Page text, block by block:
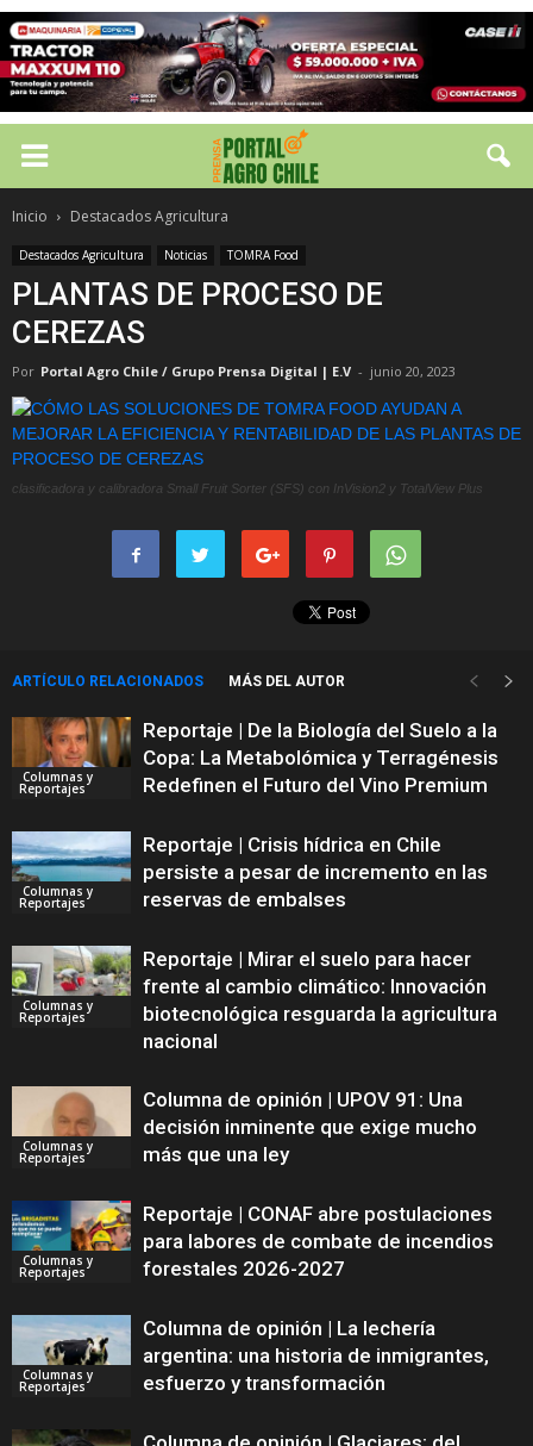
Inicio Destacados Agricultura
Destacados Agricultura Noticias TOMRA Food
PLANTAS DE PROCESO DE
CEREZAS
Por Portal Agro Chile / Grupo Prensa Digital | E.V - junio 20, 2023
clasificadora y calibradora Small Fruit Sorter (SFS) con InVision2 y TotalView Plus
ARTÍCULO RELACIONADOS MÁS DEL AUTOR
Columnas y
Reportajes
Reportaje | De la Biología del Suelo a la
Copa: La Metabolómica y Terragénesis
Redefinen el Futuro del Vino Premium
Columnas y
Reportajes
Reportaje | Crisis hídrica en Chile
persiste a pesar de incremento en las
reservas de embalses
Columnas y
Reportajes
Reportaje | Mirar el suelo para hacer
frente al cambio climático: Innovación
biotecnológica resguarda la agricultura
nacional
Columnas y
Reportajes
Columna de opinión | UPOV 91: Una
decisión inminente que exige mucho
más que una ley
Columnas y
Reportajes
Reportaje | CONAF abre postulaciones
para labores de combate de incendios
forestales 2026-2027
Columnas y
Reportajes
Columna de opinión | La lechería
argentina: una historia de inmigrantes,
esfuerzo y transformación